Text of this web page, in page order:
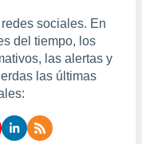
sociales. En
del tiempo, los
las alertas y
las últimas